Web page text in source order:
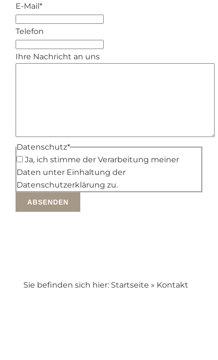
E-Mail*
Telefon
Ihre Nachricht an uns
Datenschutz*
Ja, ich stimme der Verarbeitung meiner
Daten unter Einhaltung der
Datenschutzerklärung zu.
ABSENDEN
Sie befinden sich hier: Startseite » Kontakt